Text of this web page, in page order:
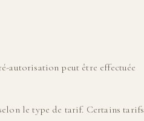
autorisation peut être effectuée
le type de tarif. Certains tarifs